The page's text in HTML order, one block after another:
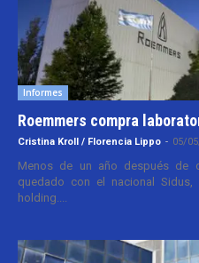
Informes
Roemmers compra
Cristina Kroll / Florencia Lippo - 05/
Menos de un año después de
quedado con el nacional
holding....